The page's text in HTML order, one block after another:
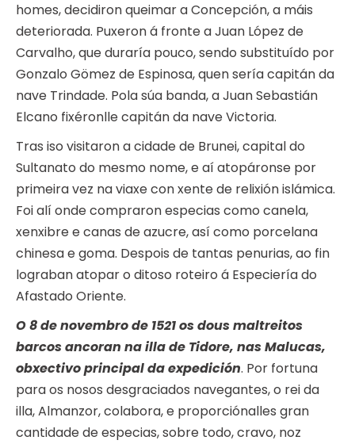
homes, decidiron queimar a Concepción, a máis
deteriorada. Puxeron á fronte a Juan López de
Carvalho, que duraría pouco, sendo substituído por
Gonzalo Gömez de Espinosa, quen sería capitán da
nave Trindade. Pola súa banda, a Juan Sebastián
Elcano fixéronlle capitán da nave Victoria.
Tras iso visitaron a cidade de Brunei, capital do
Sultanato do mesmo nome, e aí atopáronse por
primeira vez na viaxe con xente de relixión islámica.
Foi alí onde compraron especias como canela,
xenxibre e canas de azucre, así como porcelana
chinesa e goma. Despois de tantas penurias, ao fin
lograban atopar o ditoso roteiro á Especiería do
Afastado Oriente.
O 8 de novembro de 1521 os dous maltreitos
barcos ancoran na illa de Tidore, nas Malucas,
obxectivo principal da expedición. Por fortuna
para os nosos desgraciados navegantes, o rei da
illa, Almanzor, colabora, e proporciónalles gran
cantidade de especias, sobre todo, cravo, noz